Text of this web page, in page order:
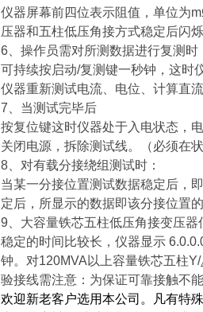
仪器屏幕前四位表示阻值，单位为
压器和五柱低压角接方式稳定后闪
6、操作员需对所测数据进行复测时
可持续按启动/复测键一秒钟，这时
仪器重新测试电流、电位、计算直
7、当测试完毕后
按复位键这时仪器处于入电状态，
关闭电源，拆除测试线。（必须在
8、对有载分接绕组测试时：
当某一分接位置测试数据稳定后，
定后，所显示的数据即该分接位置
9、大容量铁芯五柱低压角接变压器
稳定的时间比较长，仪器显示
钟。对120MVA以上容量铁芯五柱
验接线需注意：为保证可靠接触不
欢迎新老客户选用本公司 。凡有特